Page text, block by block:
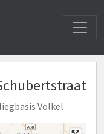
Volkel